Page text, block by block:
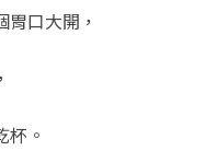
口大開，
杯。